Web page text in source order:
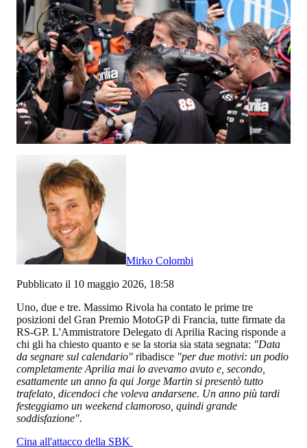
Mirko Colombi
Pubblicato il 10 maggio 2026, 18:58
Uno, due e tre. Massimo Rivola ha contato le prime tre
posizioni del Gran Premio MotoGP di Francia, tutte firmate da
RS-GP. L'Ammistratore Delegato di Aprilia Racing risponde a
chi gli ha chiesto quanto e se la storia sia stata segnata: "Data
da segnare sul calendario" ribadisce "per due motivi: un podio
completamente Aprilia mai lo avevamo avuto e, secondo,
esattamente un anno fa qui Jorge Martin si presentò tutto
trafelato, dicendoci che voleva andarsene. Un anno più tardi
festeggiamo un weekend clamoroso, quindi grande
soddisfazione".
Cina all'attacco della SBK